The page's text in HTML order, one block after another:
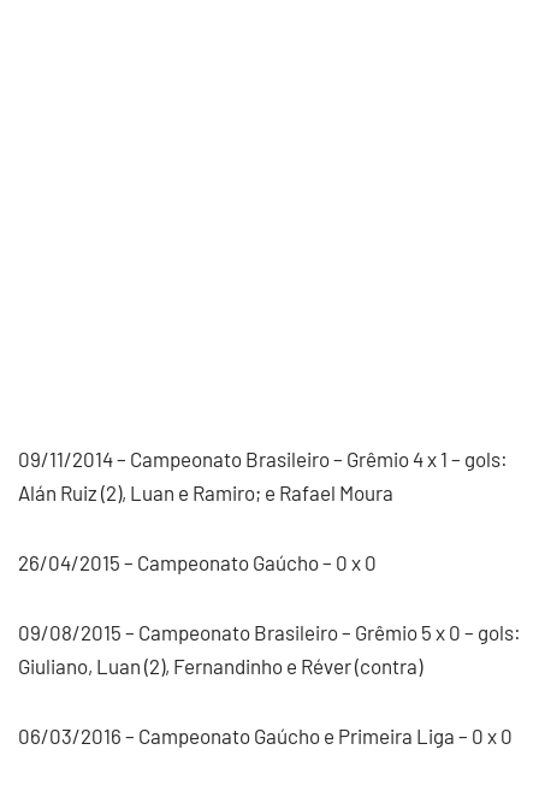
09/11/2014 – Campeonato Brasileiro – Grêmio 4 x 1 – gols:
Alán Ruiz (2), Luan e Ramiro; e Rafael Moura
26/04/2015 – Campeonato Gaúcho – 0 x 0
09/08/2015 – Campeonato Brasileiro – Grêmio 5 x 0 – gols:
Giuliano, Luan (2), Fernandinho e Réver (contra)
06/03/2016 – Campeonato Gaúcho e Primeira Liga – 0 x 0